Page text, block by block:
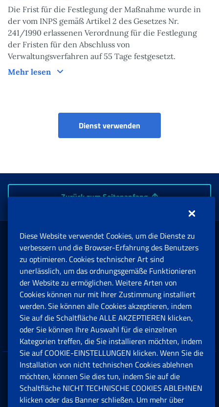
Die Frist für die Festlegung der Maßnahme wurde in
der vom INPS gemäß Artikel 2 des Gesetzes Nr.
241/1990 erlassenen Verordnung für die Festlegung
der Fristen für den Abschluss von
Verwaltungsverfahren auf 55 Tage festgesetzt.
Mehr lesen
Bearbeitungszeiten der Maßnahme
Dienst verwenden
Zurück zum Seitenanfang
Rente und Sozialversicherung
Arbeit
Beihilfen, Subventionen und Entschädigungen
Unternehmen und Freiberufler
Datenschutz
Cookie einstellungen
Diese Website verwendet Cookies, um die Dienste zu
verbessern und die Browser-Erfahrung des Benutzers
zu optimieren. Cookies technischer Art sind
unerlässlich, um das ordnungsgemäße Funktionieren
der Website zu ermöglichen. Weitere Arten von
Cookies können nur mit Ihrer Zustimmung installiert
werden. Sie können alle Cookies akzeptieren, indem
Sie auf die Schaltfläche ALLE AKZEPTIEREN klicken,
oder Sie können Ihre Auswahl für die einzelnen
Kategorien treffen, die Sie installieren möchten, indem
Sie auf COOKIE-EINSTELLUNGEN klicken. Wenn Sie die
Installation von nicht technischen Cookies ablehnen
möchten, können Sie dies tun, indem Sie auf die
Schaltfläche NICHT TECHNISCHE COOKIES ABLEHNEN
klicken oder das Banner schließen. Um mehr über